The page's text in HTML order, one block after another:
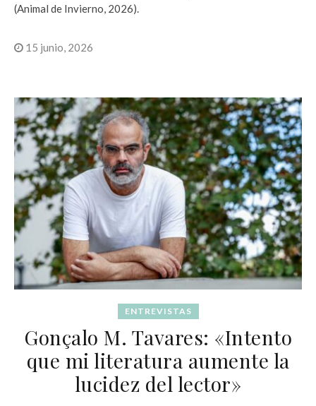
(Animal de Invierno, 2026).
15 junio, 2026
ENTREVISTAS
Gonçalo M. Tavares: «Intento
que mi literatura aumente la
lucidez del lector»